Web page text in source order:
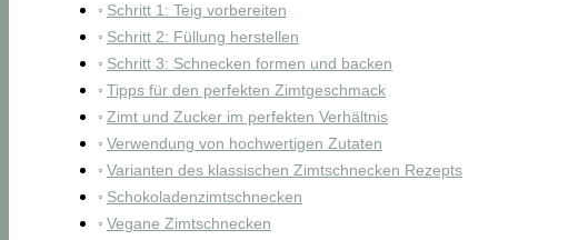
Schritt 1: Teig vorbereiten
Schritt 2: Füllung herstellen
Schritt 3: Schnecken formen und backen
Tipps für den perfekten Zimtgeschmack
Zimt und Zucker im perfekten Verhältnis
Verwendung von hochwertigen Zutaten
Varianten des klassischen Zimtschnecken Rezepts
Schokoladenzimtschnecken
Vegane Zimtschnecken